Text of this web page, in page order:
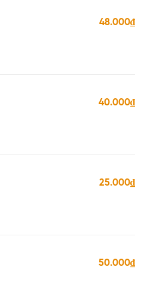
48.000₫
40.000₫
25.000₫
50.000₫